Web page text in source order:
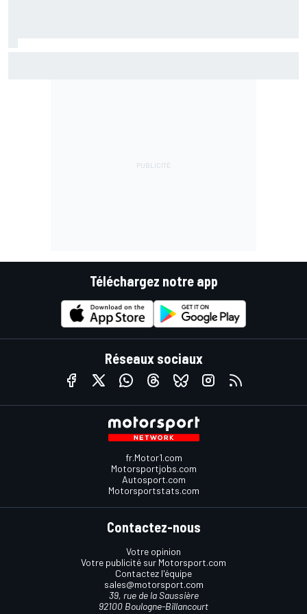
Téléchargez notre app
Réseaux sociaux
fr.Motor1.com
Motorsportjobs.com
Autosport.com
Motorsportstats.com
Contactez-nous
Votre opinion
Votre publicité sur Motorsport.com
Contactez l'équipe
sales@motorsport.com
39, rue de la Saussière
92100 Boulogne-Billancourt